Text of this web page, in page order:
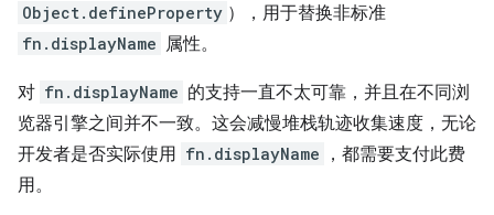
Object.defineProperty ），用于替换非标准
fn.displayName 属性。
对 fn.displayName 的支持一直不太可靠，并且在不同浏
览器引擎之间并不一致。这会减慢堆栈轨迹收集速度，无论
开发者是否实际使用 fn.displayName
，都需要支付此费
用。